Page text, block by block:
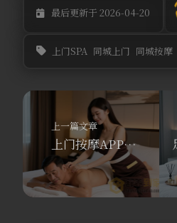
最后更新于 2026-04-20
上门SPA 同城上门 同城按摩
上一篇文章
上门按摩APP怎么挑？35岁养生别瞎忙！舒养到家按摩带你避开10个坑